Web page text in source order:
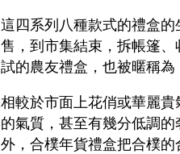
這四系列八種款式的禮盒
售，到市集結束，拆帳篷
試的農友禮盒，也被暱稱
相較於市面上花俏或華麗
的氣質，甚至有幾分低調
外，合樸年貨禮盒把合樸